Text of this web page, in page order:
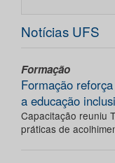
Notícias UFS
Formação
Formação
a educação
Capacitação reuniu
práticas de